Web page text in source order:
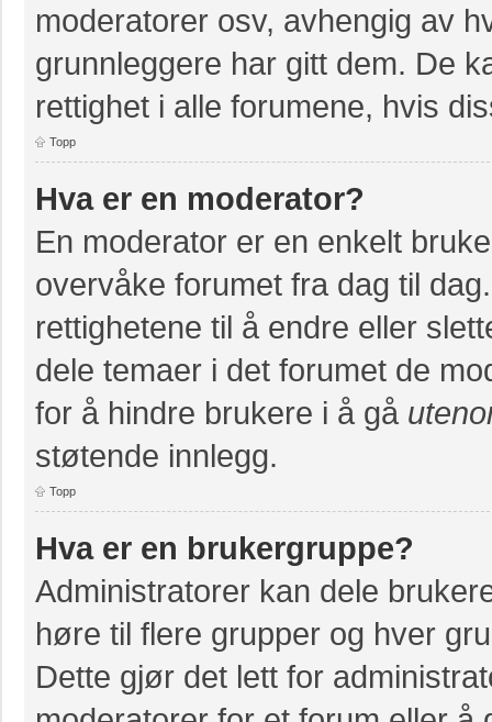
moderatorer osv, avhengig av
grunnleggere har gitt dem. De
rettighet i alle forumene, hvis
Topp
Hva er en moderator?
En moderator er en enkelt
overvåke forumet fra dag til
rettighetene til å endre eller
dele temaer i det forumet de
for å hindre brukere i å gå
støtende innlegg.
Topp
Hva er en brukergruppe?
Administratorer kan dele
høre til flere grupper og hver
Dette gjør det lett for